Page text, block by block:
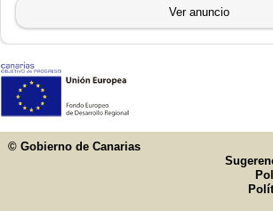
Ver anuncio
© Gobierno de Canarias